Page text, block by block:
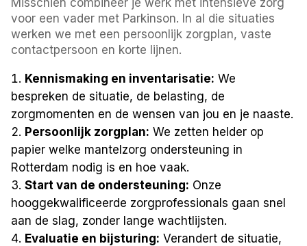
voor een vader met Parkinson. In al die situaties
werken we met een persoonlijk zorgplan, vaste
contactpersoon en korte lijnen.
Kennismaking en inventarisatie: We
bespreken de situatie, de belasting, de
zorgmomenten en de wensen van jou en je naaste.
Persoonlijk zorgplan: We zetten helder op
papier welke mantelzorg ondersteuning in
Rotterdam nodig is en hoe vaak.
Start van de ondersteuning: Onze
hooggekwalificeerde zorgprofessionals gaan snel
aan de slag, zonder lange wachtlijsten.
Evaluatie en bijsturing: Verandert de situatie,